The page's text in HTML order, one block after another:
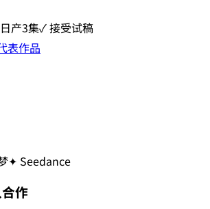
日产3集✓ 接受试稿
表作品
✦ Seedance
作